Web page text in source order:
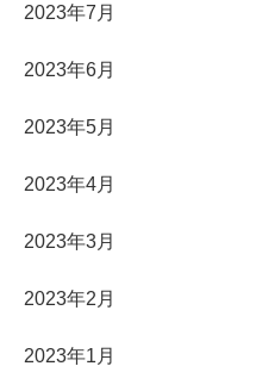
2023年7月
2023年6月
2023年5月
2023年4月
2023年3月
2023年2月
2023年1月